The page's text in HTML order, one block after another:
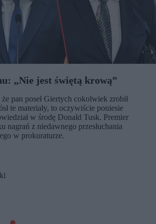
„Nie jest świętą krową”
pan poseł Giertych cokolwiek zrobił
te materiały, to oczywiście poniesie
w środę Donald Tusk. Premier
nagrań z niedawnego przesłuchania
w prokuraturze.